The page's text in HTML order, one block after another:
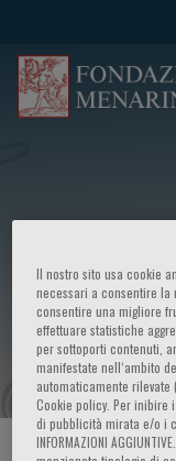
X Corso di
congenite
Il nostro sito usa cookie
necessari a consentire la
consentire una migliore
effettuare statistiche
per sottoporti contenuti,
manifestate nell‘ambito
automaticamente
Cookie policy. Per inibire
di pubblicità mirata e/o i
INFORMAZIONI